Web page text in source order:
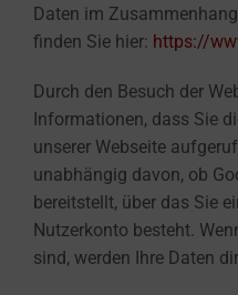
Daten im
finden Sie hier: https://
Durch den Besuch der
Informationen, dass Sie
unserer Webseite
unabhängig davon, ob
bereitstellt, über das Sie
Nutzerkonto besteht.
sind, werden Ihre Daten